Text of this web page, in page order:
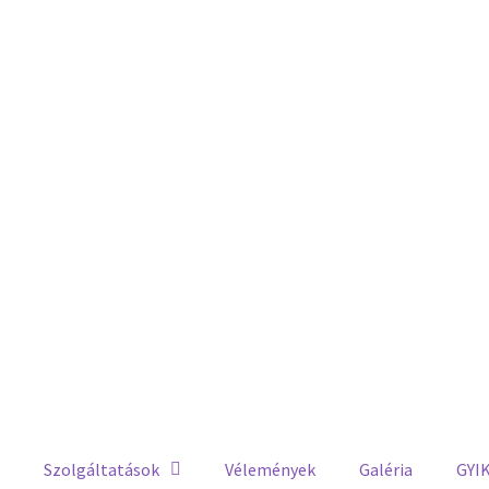
Szolgáltatások Vélemények Galéria